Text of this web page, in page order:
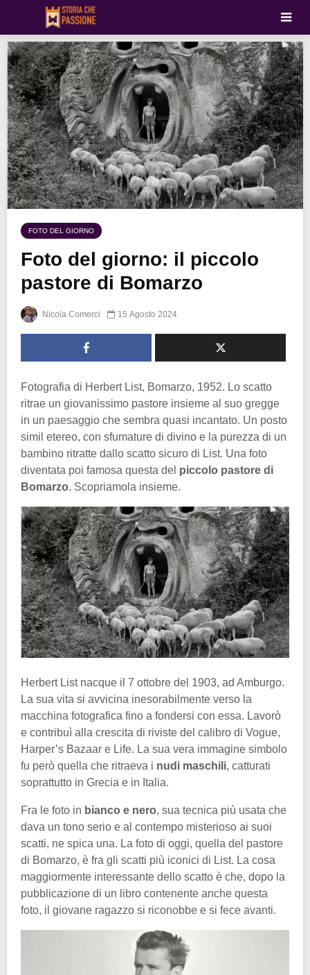
FOTO DEL GIORNO
Foto del giorno: il piccolo
pastore di Bomarzo
Nicola Comerci 15 Agosto 2024
Fotografia di Herbert List, Bomarzo, 1952. Lo scatto
ritrae un giovanissimo pastore insieme al suo gregge
in un paesaggio che sembra quasi incantato. Un posto
simil etereo, con sfumature di divino e la purezza di un
bambino ritratte dallo scatto sicuro di List. Una foto
diventata poi famosa questa del piccolo pastore di
Bomarzo. Scopriamola insieme.
Herbert List nacque il 7 ottobre del 1903, ad Amburgo.
La sua vita si avvicina inesorabilmente verso la
macchina fotografica fino a fondersi con essa. Lavorò
e contribuì alla crescita di riviste del calibro di Vogue,
Harper’s Bazaar e Life. La sua vera immagine simbolo
fu però quella che ritraeva i nudi maschili, catturati
soprattutto in Grecia e in Italia.
Fra le foto in bianco e nero, sua tecnica più usata che
dava un tono serio e al contempo misterioso ai suoi
scatti, ne spica una. La foto di oggi, quella del pastore
di Bomarzo, è fra gli scatti più iconici di List. La cosa
maggiormente interessante dello scatto è che, dopo la
pubblicazione di un libro contenente anche questa
foto, il giovane ragazzo si riconobbe e si fece avanti.